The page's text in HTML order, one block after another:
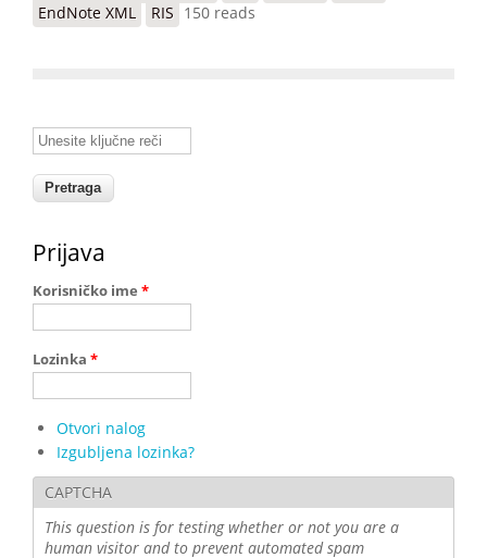
EndNote XML
RIS 150 reads
Unesite ključne reči
Prijava
Korisničko ime *
Lozinka *
Otvori nalog
Izgubljena lozinka?
CAPTCHA
This question is for testing whether or not you are a
human visitor and to prevent automated spam